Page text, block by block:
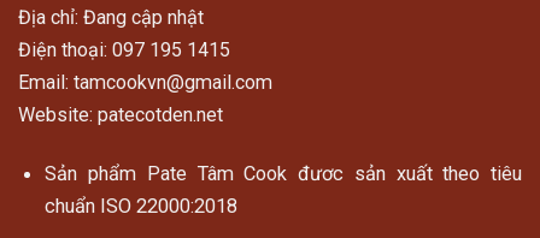
Địa chỉ: Đang cập nhật
Điện thoại: 097 195 1415
Email: tamcookvn@gmail.com
Website: patecotden.net
Sản phẩm Pate Tâm Cook đươc sản xuất theo tiêu
chuẩn ISO 22000:2018